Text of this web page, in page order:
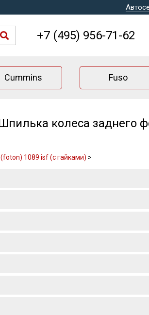
+7 (495) 956-71-62
Cummins Fuso
колеса заднего
1089 isf (с гайками) >